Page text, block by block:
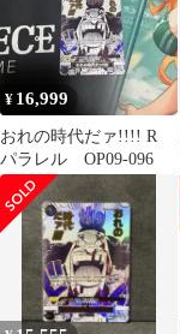
¥ 16,999
おれの時代だァ!!!! R
パラレル OP09-096